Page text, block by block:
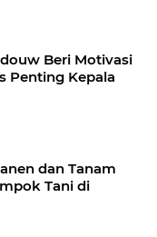
Beri Motivasi
Penting Kepala
dan Tanam
Tani di